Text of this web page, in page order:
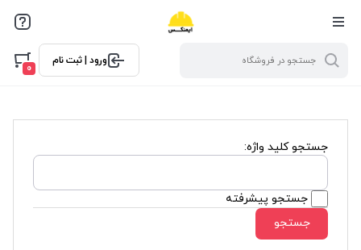
ورود | ثبت نام
0
جستجو کلید واژه:
جستجو پیشرفته
جستجو